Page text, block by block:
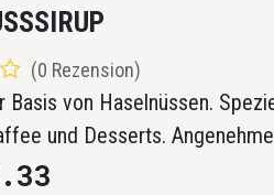
(0 Rezension)
Basis von Haselnüssen.
und Desserts.